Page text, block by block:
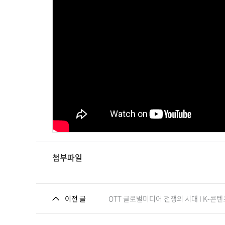
첨부파일
이전 글 OTT 글로벌미디어 전쟁의 시대 I K-콘